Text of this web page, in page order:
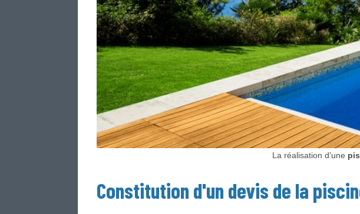
La réalisation d'une
Constitution d'un devis de la